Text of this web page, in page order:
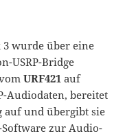
3 wurde über eine
USRP-Bridge
URF421 auf
Audiodaten, bereitet
auf und übergibt sie
Software zur Audio-